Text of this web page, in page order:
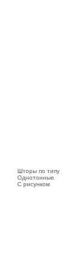
Шторы по типу
Однотонные
С рисунком